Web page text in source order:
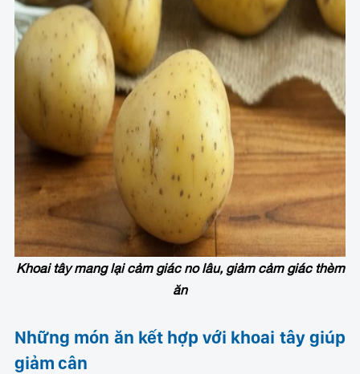
Khoai tây mang lại cảm giác no lâu, giảm cảm giác thèm
ăn
Những món ăn kết hợp với khoai tây giúp
giảm cân